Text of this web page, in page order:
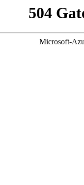
504
Microsoft-